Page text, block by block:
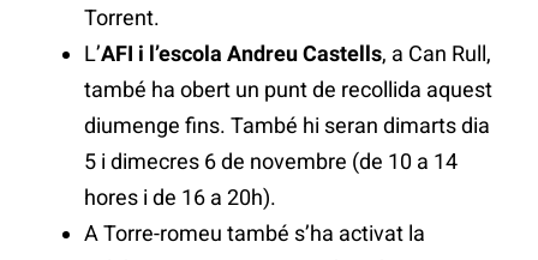
Torrent.
L’AFI i l’escola Andreu Castells, a Can Rull,
també ha obert un punt de recollida aquest
diumenge fins. També hi seran dimarts dia
5 i dimecres 6 de novembre (de 10 a 14
hores i de 16 a 20h).
A Torre-romeu també s’ha activat la